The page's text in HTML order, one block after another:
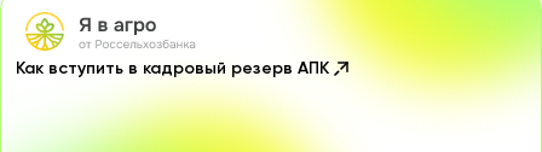
Как вступить в кадровый резерв АПК